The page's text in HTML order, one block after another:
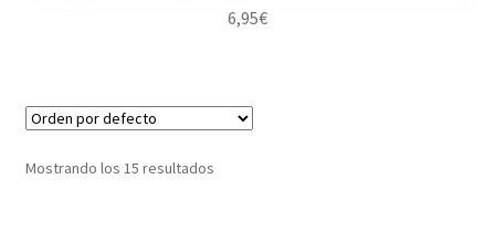
6,95€
Mostrando los 15 resultados